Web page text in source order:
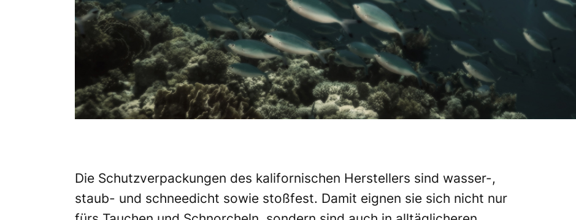
Die Schutzverpackungen des kalifornischen Herstellers sind wasser-,
staub- und schneedicht sowie stoßfest. Damit eignen sie sich nicht nur